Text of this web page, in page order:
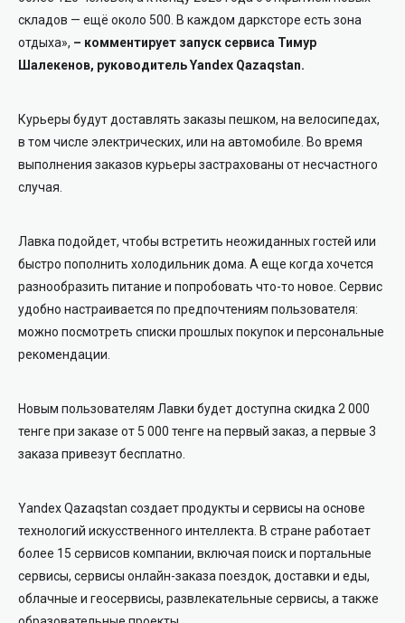
складов — ещё около 500. В каждом дарксторе есть зона
отдыха», – комментирует запуск сервиса Тимур
Шалекенов, руководитель Yandex Qazaqstan.
Курьеры будут доставлять заказы пешком, на велосипедах,
в том числе электрических, или на автомобиле. Во время
выполнения заказов курьеры застрахованы от несчастного
случая.
Лавка подойдет, чтобы встретить неожиданных гостей или
быстро пополнить холодильник дома. А еще когда хочется
разнообразить питание и попробовать что-то новое. Сервис
удобно настраивается по предпочтениям пользователя:
можно посмотреть списки прошлых покупок и персональные
рекомендации.
Новым пользователям Лавки будет доступна скидка 2 000
тенге при заказе от 5 000 тенге на первый заказ, а первые 3
заказа привезут бесплатно.
Yandex Qazaqstan создает продукты и сервисы на основе
технологий искусственного интеллекта. В стране работает
более 15 сервисов компании, включая поиск и портальные
сервисы, сервисы онлайн-заказа поездок, доставки и еды,
облачные и геосервисы, развлекательные сервисы, а также